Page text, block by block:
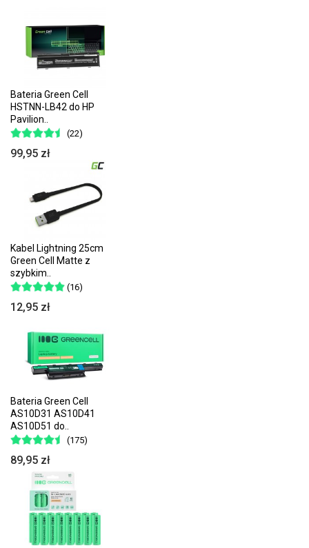
Bateria Green Cell
HSTNN-LB42 do HP
Pavilion..
(22)
99,95 zł
Kabel Lightning 25cm
Green Cell Matte z
szybkim..
(16)
12,95 zł
Bateria Green Cell
AS10D31 AS10D41
AS10D51 do..
(175)
89,95 zł